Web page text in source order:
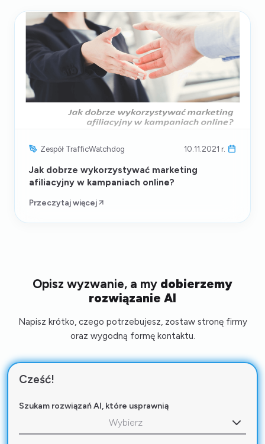
Zespół TrafficWatchdog 10.11.2021 r.
Jak dobrze wykorzystywać marketing
afiliacyjny w kampaniach online?
Przeczytaj więcej
Opisz wyzwanie, a my dobierzemy
rozwiązanie AI
Napisz krótko, czego potrzebujesz, zostaw stronę firmy
oraz wygodną formę kontaktu.
Cześć!
Szukam rozwiązań AI, które usprawnią
Wybierz